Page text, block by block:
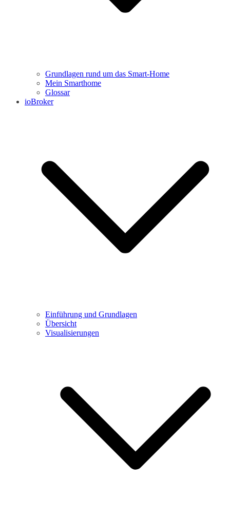
Grundlagen rund um das Smart-Home
Mein Smarthome
Glossar
ioBroker
Einführung und Grundlagen
Übersicht
Visualisierungen